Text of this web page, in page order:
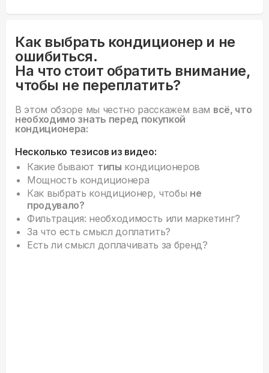
Как выбрать кондиционер и не
ошибиться.
На что стоит обратить внимание,
чтобы не переплатить?
В этом обзоре мы честно расскажем вам всё, что
необходимо знать перед покупкой
кондиционера:
Несколько тезисов из видео:
Какие бывают типы кондиционеров
Мощность кондиционера
Как выбрать кондиционер, чтобы не
продувало?
Фильтрация: необходимость или маркетинг?
За что есть смысл доплатить?
Есть ли смысл доплачивать за бренд?